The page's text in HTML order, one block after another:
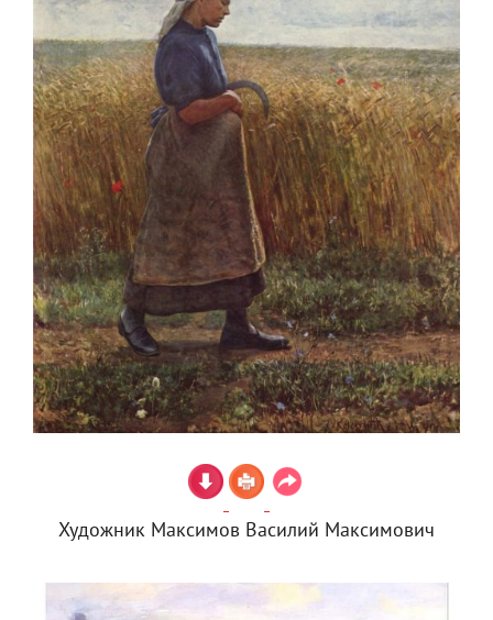
Художник Максимов Василий Максимович